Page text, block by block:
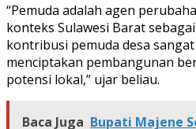
“Pemuda adalah agen
konteks Sulawesi Barat
kontribusi pemuda desa
menciptakan pembangunan
potensi lokal,” ujar beliau.
Baca Juga Bupati Majene